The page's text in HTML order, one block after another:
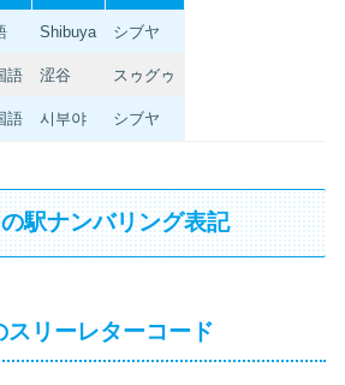
Shibuya シブヤ
語 涩谷 スゥグゥ
語 시부야 シブヤ
駅ナンバリング表記
スリーレターコード